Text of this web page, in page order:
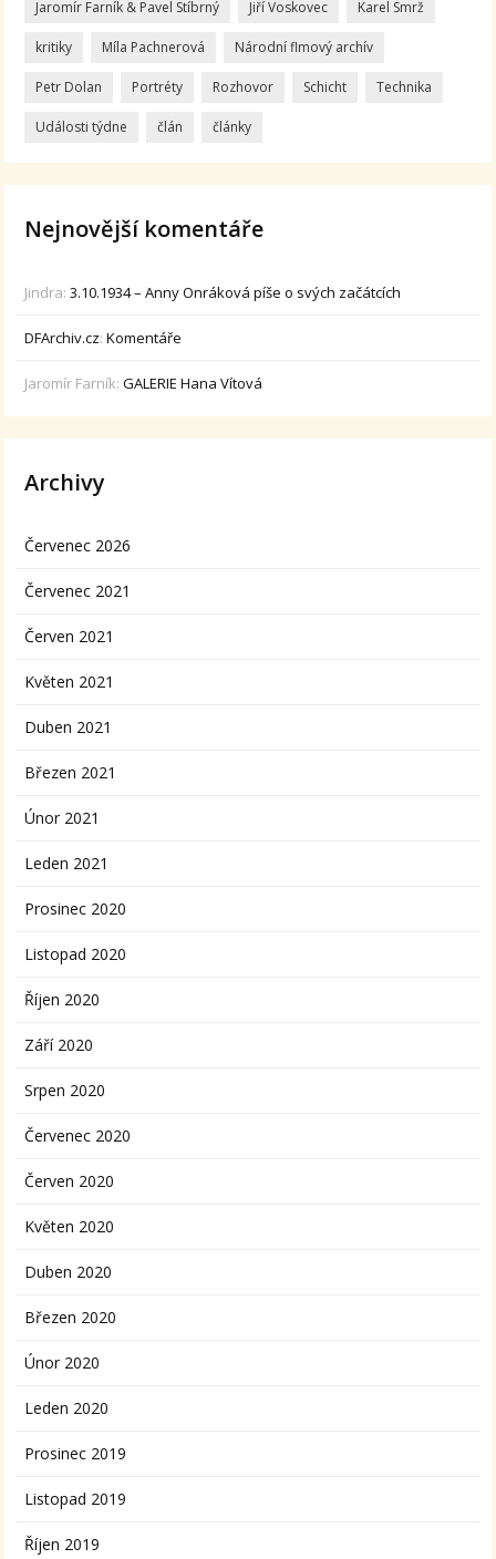
Jaromír Farník & Pavel Stíbrný Jiří Voskovec Karel Smrž
kritiky Míla Pachnerová Národní flmový archív
Petr Dolan Portréty Rozhovor Schicht Technika
Události týdne člán články
Nejnovější komentáře
Jindra:3.10.1934 – Anny Onráková píše o svých začátcích
DFArchiv.cz:Komentáře
Jaromír Farník:GALERIE Hana Vítová
Archivy
Červenec 2026
Červenec 2021
Červen 2021
Květen 2021
Duben 2021
Březen 2021
Únor 2021
Leden 2021
Prosinec 2020
Listopad 2020
Říjen 2020
Září 2020
Srpen 2020
Červenec 2020
Červen 2020
Květen 2020
Duben 2020
Březen 2020
Únor 2020
Leden 2020
Prosinec 2019
Listopad 2019
Říjen 2019